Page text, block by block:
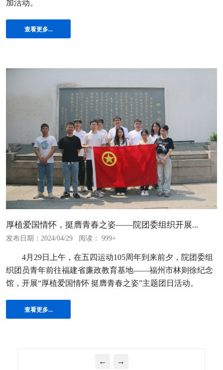
加活动。
查看更多...
厚植爱国情怀，挺膺青春之姿——院团委组织开展...
发布日期：2024/04/29 阅读： 999+
4月29日上午，在五四运动105周年到来前夕，院团委组
织团员青年前往福建省廉政教育基地——福州市林则徐纪念
馆，开展“厚植爱国情怀 挺膺青春之姿”主题团日活动。
查看更多...
← →